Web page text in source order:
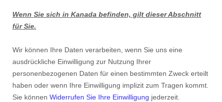
Wenn Sie sich in Kanada befinden, gilt dieser Abschnitt
für Sie.
Wir können Ihre Daten verarbeiten, wenn Sie uns eine
ausdrückliche Einwilligung zur Nutzung Ihrer
personenbezogenen Daten für einen bestimmten Zweck erteilt
haben oder wenn Ihre Einwilligung implizit zum Tragen kommt.
Sie können Widerrufen Sie Ihre Einwilligung jederzeit.